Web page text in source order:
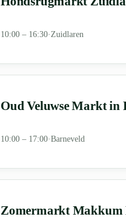
10:00 – 16:30·Zuidlaren
Oud Veluwse Markt in
10:00 – 17:00·Barneveld
Zomermarkt Makkum